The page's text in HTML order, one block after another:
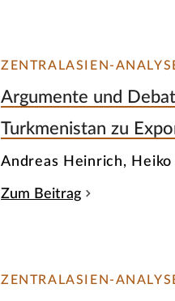
ZENTRALASIEN-
Argumente und
Turkmenistan zu
Andreas Heinrich,
Zum Beitrag
ZENTRALASIEN-